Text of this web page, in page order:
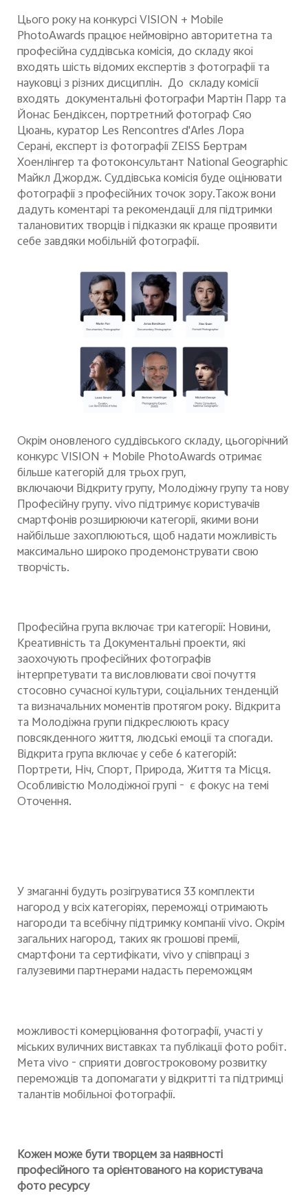
Цього року на конкурсі VISION + Mobile
PhotoAwards працює неймовірно авторитетна та
професійна суддівська комісія, до складу якої
входять шість відомих експертів з фотографії та
науковці з різних дисциплін. До складу комісії
входять документальніфотографи Мартін Парр та
Йонас Бендіксен, портретний фотограф Сяо
Цюань,куратор Les Rencontres d'Arles Лора
Серані,експерт із фотографії ZEISS Бертрам
Хоенлінгер тафотоконсультант National Geographic
Майкл Джордж.Суддівська комісія буде оцінювати
фотографії з професійних точок зору.Також вони
дадутькоментарі та рекомендаціїдля підтримки
талановитихтворців і підказки яккраще проявити
себе завдяки мобільній фотографії.
Окрім оновленого суддівського складу, цьогорічний
конкурс VISION + Mobile PhotoAwards отримає
більше категорій для трьох груп,
включаючи Відкриту групу, Молодіжну групу та нову
Професійну групу. vivo підтримує користувачів
смартфонів розширюючи категорії, якими вони
найбільше захоплюються, щоб надати можливість
максимально широко продемонструвати свою
творчість.
Професійна група включає три категорії: Новини,
Креативність та Документальні проекти, які
заохочують професійних фотографів
інтерпретувати та висловлювати свої почуття
стосовно сучасної культури, соціальних тенденцій
та визначальних моментів протягом року. Відкрита
та Молодіжна групи підкреслюють красу
повсякденного життя, людські емоції та спогади.
Відкрита група включає у себе 6 категорій:
Портрети, Ніч, Спорт, Природа, Життя та Місця.
Особливістю Молодіжної групі - є фокус на темі
Оточення.
У змаганні будуть розігруватися 33 комплекти
нагород у всіх категоріях, переможці отримають
нагороди та всебічну підтримку компанії vivo. Окрім
загальних нагород, таких як грошові премії,
смартфони та сертифікати, vivo у співпраці з
галузевими партнерами надасть переможцям
можливості комерціювання фотографії, участі у
міських вуличних виставках та публікації фото робіт.
Мета vivo - сприяти довгостроковому розвитку
переможців та допомагати у відкритті та підтримці
талантів мобільної фотографії.
Кожен може бути творцем за наявності
професійного та орієнтованого на користувача
фото ресурсу